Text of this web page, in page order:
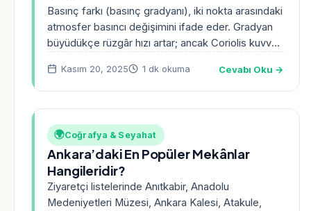
Basınç farkı (basınç gradyanı), iki nokta arasındaki
atmosfer basıncı değişimini ifade eder. Gradyan
büyüdükçe rüzgâr hızı artar; ancak Coriolis kuvveti
Kasım 20, 2025 1 dk okuma Cevabı Oku →
🌍Coğrafya & Seyahat
Ankara’daki En Popüler Mekânlar
Hangileridir?
Ziyaretçi listelerinde Anıtkabir, Anadolu
Medeniyetleri Müzesi, Ankara Kalesi, Atakule,